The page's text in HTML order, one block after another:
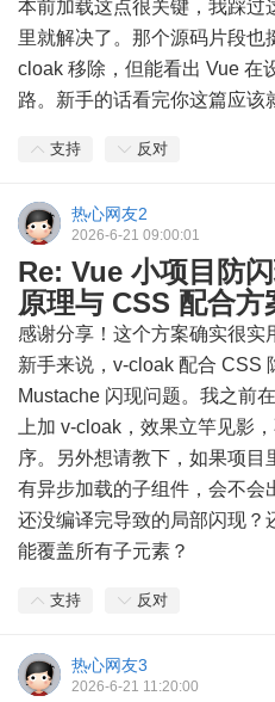
本前加载这点很关键，我踩过
里就解决了。那个源码片段也
cloak 移除，但能看出 Vue 在
路。新手的话看完你这篇应该
支持 反对
热心网友2
2026-6-21 09:00:01
Re: Vue 小项目防
原理与 CSS 配合方
感谢分享！这个方案确实很实
新手来说，v-cloak 配合 CSS
Mustache 闪现问题。我之前
上加 v-cloak，效果立竿见影
序。另外想请教下，如果项
有异步加载的子组件，会不会
还没编译完导致的局部闪现？
能覆盖所有子元素？
支持 反对
热心网友3
2026-6-21 11:20:00